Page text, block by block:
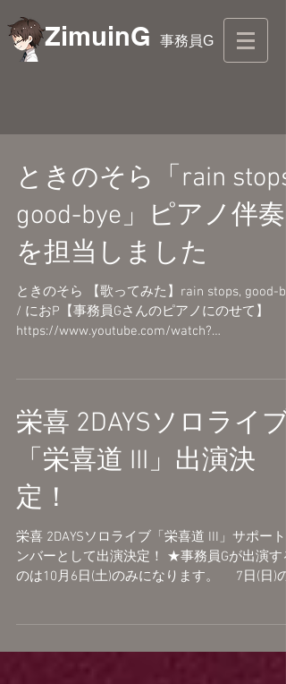
ZimuinG 事務員G
ときのそら「rain stops,
good-bye」ピアノ伴奏
を担当しました
ときのそら 【歌ってみた】rain stops, good-
/ におP【事務員Gさんのピアノにのせて】
https://www.youtube.com/watch?
栄喜 2DAYSソロライブ
「栄喜道 III」出演決
定！
栄喜 2DAYSソロライブ「栄喜道 III」サポート
ンバーとして出演決定！ ★事務員Gが出演す
のは10月6日(土)のみになります。 7日(日)の